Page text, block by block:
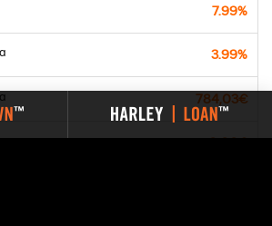
7.99%
3.99%
784,03€